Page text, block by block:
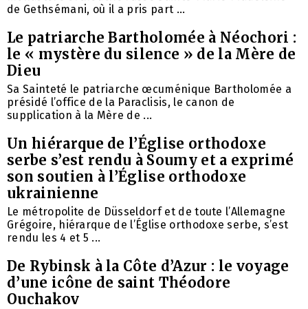
de Gethsémani, où il a pris part ...
Le patriarche Bartholomée à Néochori :
le « mystère du silence » de la Mère de
Dieu
Sa Sainteté le patriarche œcuménique Bartholomée a
présidé l’office de la Paraclisis, le canon de
supplication à la Mère de ...
Un hiérarque de l’Église orthodoxe
serbe s’est rendu à Soumy et a exprimé
son soutien à l’Église orthodoxe
ukrainienne
Le métropolite de Düsseldorf et de toute l’Allemagne
Grégoire, hiérarque de l’Église orthodoxe serbe, s’est
rendu les 4 et 5 ...
De Rybinsk à la Côte d’Azur : le voyage
d’une icône de saint Théodore
Ouchakov